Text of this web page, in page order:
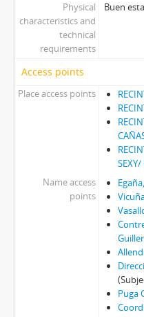
Physical
characteristics and
technical
requirements
Buen
Access points
Place access points
Name access
points
Puga